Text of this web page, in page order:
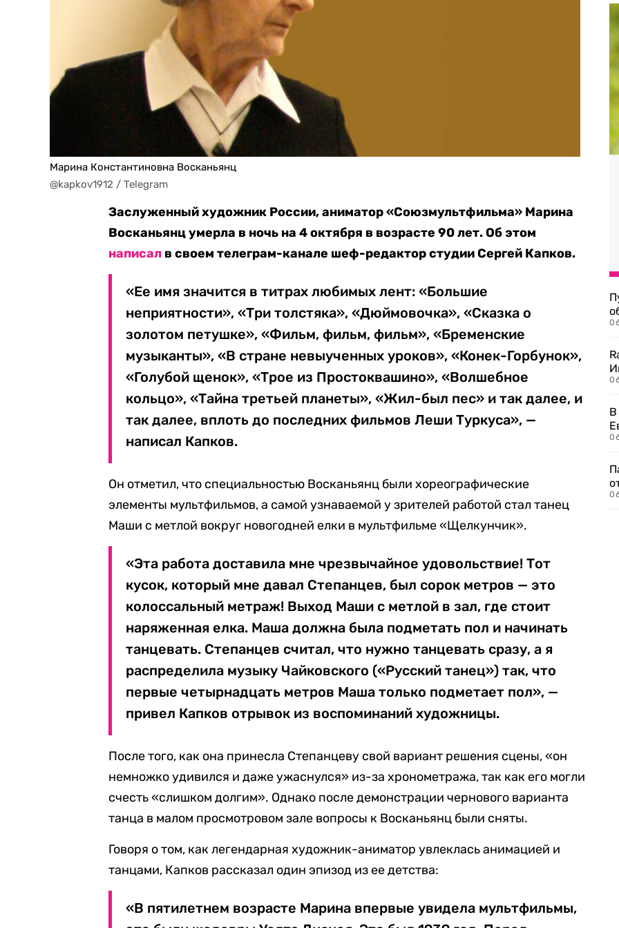
Марина Константиновна Восканьянц
@kapkov1912 / Telegram
Заслуженный художник России, аниматор «Союзмультфильма» Марина
Восканьянц умерла в ночь на 4 октября в возрасте 90 лет. Об этом
написал в своем телеграм-канале шеф-редактор студии Сергей Капков.
«Ее имя значится в титрах любимых лент: «Большие
неприятности», «Три толстяка», «Дюймовочка», «Сказка о
золотом петушке», «Фильм, фильм, фильм», «Бременские
музыканты», «В стране невыученных уроков», «Конек-Горбунок»,
«Голубой щенок», «Трое из Простоквашино», «Волшебное
кольцо», «Тайна третьей планеты», «Жил-был пес» и так далее, и
так далее, вплоть до последних фильмов Леши Туркуса», —
написал Капков.
Он отметил, что специальностью Восканьянц были хореографические
элементы мультфильмов, а самой узнаваемой у зрителей работой стал танец
Маши с метлой вокруг новогодней елки в мультфильме «Щелкунчик».
«Эта работа доставила мне чрезвычайное удовольствие! Тот
кусок, который мне давал Степанцев, был сорок метров — это
колоссальный метраж! Выход Маши с метлой в зал, где стоит
наряженная елка. Маша должна была подметать пол и начинать
танцевать. Степанцев считал, что нужно танцевать сразу, а я
распределила музыку Чайковского («Русский танец») так, что
первые четырнадцать метров Маша только подметает пол», —
привел Капков отрывок из воспоминаний художницы.
После того, как она принесла Степанцеву свой вариант решения сцены, «он
немножко удивился и даже ужаснулся» из-за хронометража, так как его могли
счесть «слишком долгим». Однако после демонстрации чернового варианта
танца в малом просмотровом зале вопросы к Восканьянц были сняты.
Говоря о том, как легендарная художник-аниматор увлеклась анимацией и
танцами, Капков рассказал один эпизод из ее детства:
«В пятилетнем возрасте Марина впервые увидела мультфильмы,
В